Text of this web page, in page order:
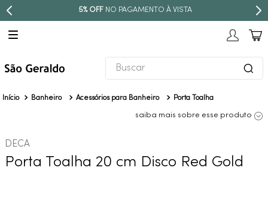
À VISTA PARCELE EM ATÉ 10X
Buscar
Banheiro Acessórios para Banheiro Porta Toalha
saiba mais sobre esse produto
DECA
Porta Toalha 20 cm Disco Red Gold
TERMOS MAIS BUSCADOS
deca acabamento registro